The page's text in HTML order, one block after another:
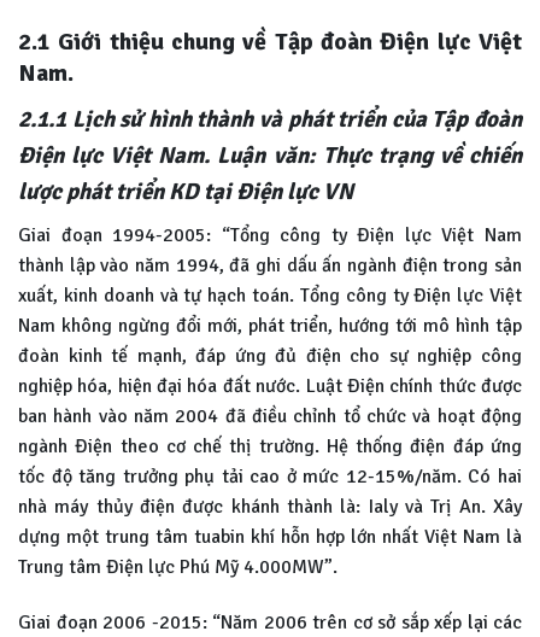
2.1 Giới thiệu chung về Tập đoàn Điện lực Việt
Nam.
2.1.1 Lịch sử hình thành và phát triển của Tập đoàn
Điện lực Việt Nam. Luận văn: Thực trạng về chiến
lược phát triển KD tại Điện lực VN
Giai đoạn 1994-2005: “Tổng công ty Điện lực Việt Nam
thành lập vào năm 1994, đã ghi dấu ấn ngành điện trong sản
xuất, kinh doanh và tự hạch toán. Tổng công ty Điện lực Việt
Nam không ngừng đổi mới, phát triển, hướng tới mô hình tập
đoàn kinh tế mạnh, đáp ứng đủ điện cho sự nghiệp công
nghiệp hóa, hiện đại hóa đất nước. Luật Điện chính thức được
ban hành vào năm 2004 đã điều chỉnh tổ chức và hoạt động
ngành Điện theo cơ chế thị trường. Hệ thống điện đáp ứng
tốc độ tăng trưởng phụ tải cao ở mức 12-15%/năm. Có hai
nhà máy thủy điện được khánh thành là: Ialy và Trị An. Xây
dựng một trung tâm tuabin khí hỗn hợp lớn nhất Việt Nam là
Trung tâm Điện lực Phú Mỹ 4.000MW”.
Giai đoạn 2006 -2015: “Năm 2006 trên cơ sở sắp xếp lại các